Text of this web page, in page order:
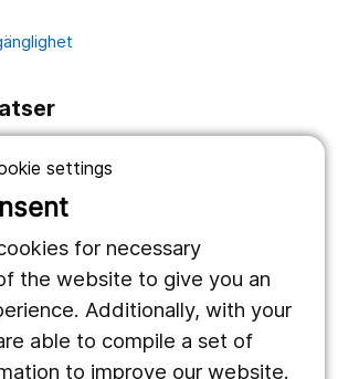
settings
for necessary
the website to give you an
Additionally, with your
able to compile a set of
to improve our website.